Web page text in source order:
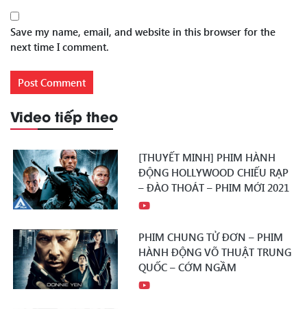
Save my name, email, and website in this browser for the
next time I comment.
Video tiếp theo
[THUYẾT MINH] PHIM HÀNH
ĐỘNG HOLLYWOOD CHIẾU RẠP
– ĐÀO THOÁT – PHIM MỚI 2021
PHIM CHUNG TỬ ĐƠN – PHIM
HÀNH ĐỘNG VÕ THUẬT TRUNG
QUỐC – CỚM NGẦM